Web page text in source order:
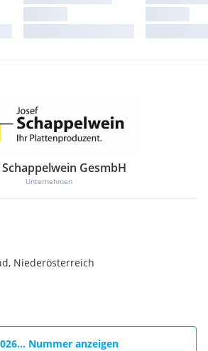
Schappelwein GesmbH
Unternehmen
Niederösterreich
026... Nummer anzeigen